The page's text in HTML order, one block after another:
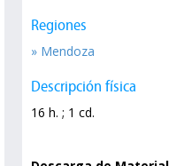
Regiones
» Mendoza
Descripción física
16 h. ; 1 cd.